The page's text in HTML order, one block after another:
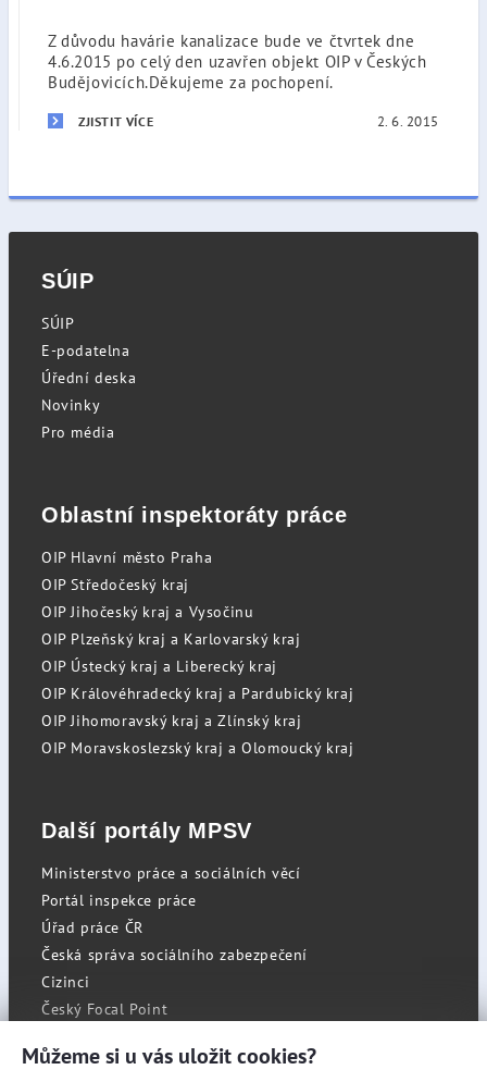
Z důvodu havárie kanalizace bude ve čtvrtek dne
4.6.2015 po celý den uzavřen objekt OIP v Českých
Budějovicích.Děkujeme za pochopení.
ZJISTIT VÍCE 2. 6. 2015
SÚIP
SÚIP
E-podatelna
Úřední deska
Novinky
Pro média
Oblastní inspektoráty práce
OIP Hlavní město Praha
OIP Středočeský kraj
OIP Jihočeský kraj a Vysočinu
OIP Plzeňský kraj a Karlovarský kraj
OIP Ústecký kraj a Liberecký kraj
OIP Královéhradecký kraj a Pardubický kraj
OIP Jihomoravský kraj a Zlínský kraj
OIP Moravskoslezský kraj a Olomoucký kraj
Další portály MPSV
Ministerstvo práce a sociálních věcí
Portál inspekce práce
Úřad práce ČR
Česká správa sociálního zabezpečení
Cizinci
Český Focal Point
Můžeme si u vás uložit cookies?